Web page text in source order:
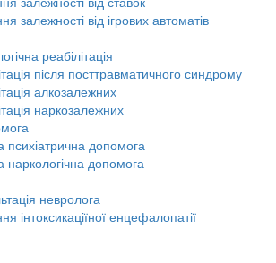
залежності від ігрових автоматів
реабілітація
після посттравматичного синдрому
алкозалежних
наркозалежних
психіатрична допомога
наркологічна допомога
невролога
інтоксикаціїної енцефалопатії